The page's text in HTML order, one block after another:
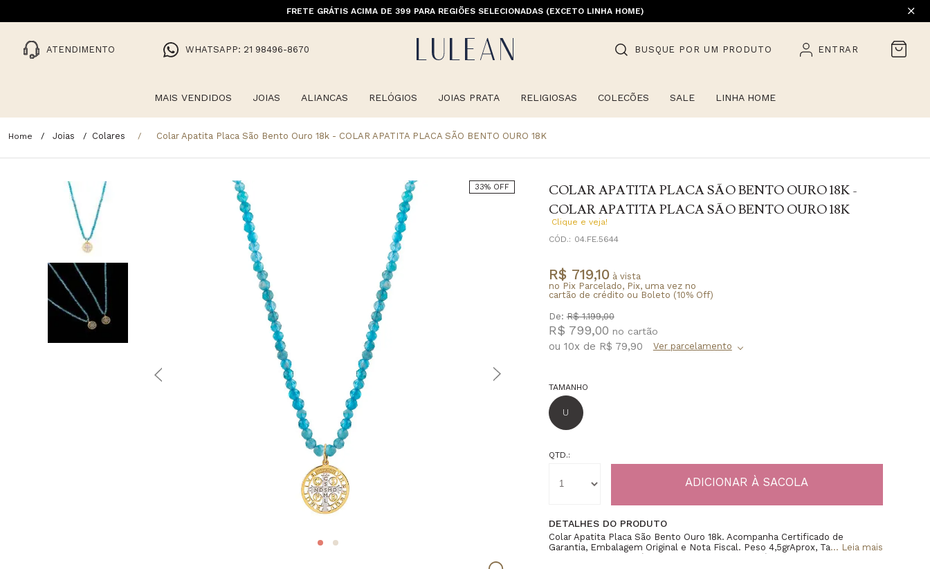
FRETE GRÁTIS ACIMA DE 399 PARA REGIÕES SELECIONADAS (EXCETO LINHA HOME)
ATENDIMENTO WHATSAPP: 21 98496-8670 BUSQUE POR UM PRODUTO ENTRAR
MAIS VENDIDOS JOIAS ALIANCAS RELÓGIOS JOIAS PRATA RELIGIOSAS COLECÕES SALE LINHA HOME
Joias Colares Colar Apatita Placa São Bento Ouro 18k - COLAR APATITA PLACA SÃO BENTO OURO 18K
33% OFF
COLAR APATITA PLACA SÃO BENTO OURO 18K -
COLAR APATITA PLACA SÃO BENTO OURO 18K
Clique e veja!
CÓD.: 04.FE.5644
R$ 719,10à vista
no Pix Parcelado, Pix, uma vez no
cartão de crédito ou Boleto (10% Off)
De:R$ 1.199,00
R$ 799,00
ou 10x de R$ 79,90
TAMANHO
U
QTD.:
DETALHES DO PRODUTO
Colar Apatita Placa São Bento Ouro 18k. Acompanha Certificado de
Garantia, Embalagem Original e Nota Fiscal. Peso 4,5grAprox, Tamanho
... Leia mais